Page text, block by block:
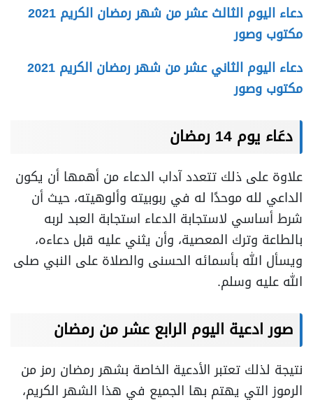
دعاء اليوم الثالث عشر من شهر رمضان الكريم 2021
مكتوب وصور
دعاء اليوم الثاني عشر من شهر رمضان الكريم 2021
مكتوب وصور
دعَاء يوم 14 رمضان
علاوة على ذلك تتعدد آداب الدعاء من أهمها أن يكون
الداعي لله موحدًا له في ربوبيته وألوهيته، حيث أن
شرط أساسي لاستجابة الدعاء استجابة العبد لربه
بالطاعة وترك المعصية، وأن يثني عليه قبل دعاءه،
ويسأل الله بأسمائه الحسنى والصلاة على النبي صلى
الله عليه وسلم.
صور ادعية اليوم الرابع عشر من رمضان
نتيجة لذلك تعتبر الأدعية الخاصة بشهر رمضان رمز من
الرموز التي يهتم بها الجميع في هذا الشهر الكريم،